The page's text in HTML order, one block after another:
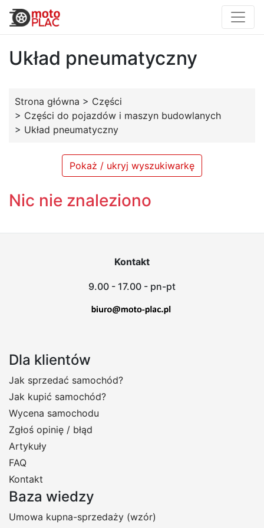
Układ pneumatyczny
Strona główna > Części
> Części do pojazdów i maszyn budowlanych
> Układ pneumatyczny
Pokaż / ukryj wyszukiwarkę
Nic nie znaleziono
Kontakt
9.00 - 17.00 - pn-pt
Dla klientów
Jak sprzedać samochód?
Jak kupić samochód?
Wycena samochodu
Zgłoś opinię / błąd
Artykuły
FAQ
Kontakt
Baza wiedzy
Umowa kupna-sprzedaży (wzór)